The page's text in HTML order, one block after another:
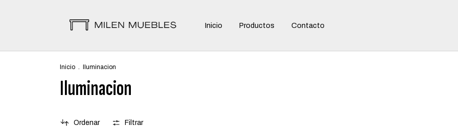
Inicio Productos Contacto
Inicio . Iluminacion
Iluminacion
Ordenar Filtrar